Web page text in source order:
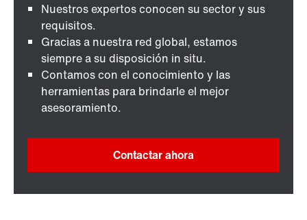
Nuestros expertos conocen su sector y sus
requisitos.
Gracias a nuestra red global, estamos
siempre a su disposición in situ.
Contamos con el conocimiento y las
herramientas para brindarle el mejor
asesoramiento.
Contactar ahora